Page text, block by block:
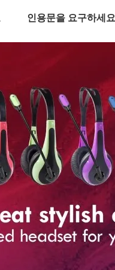
인용문을 요구하세요